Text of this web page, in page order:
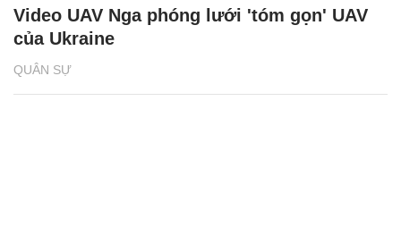
QUÂN SỰ
Video UAV Nga phóng lưới 'tóm gọn' UAV
của Ukraine